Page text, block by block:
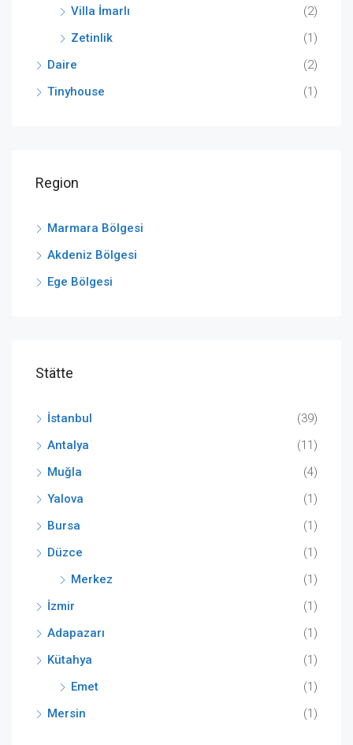
Villa İmarlı
(2)
Zetinlik
(1)
Daire
(2)
Tinyhouse
(1)
Region
Marmara Bölgesi
Akdeniz Bölgesi
Ege Bölgesi
Stätte
İstanbul
(39)
Antalya
(11)
Muğla
(4)
Yalova
(1)
Bursa
(1)
Düzce
(1)
Merkez
(1)
İzmir
(1)
Adapazarı
(1)
Kütahya
(1)
Emet
(1)
Mersin
(1)